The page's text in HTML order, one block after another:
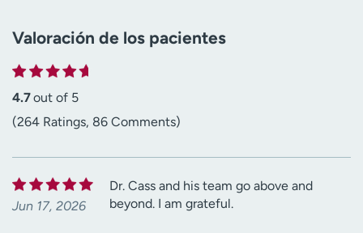
Valoración de los pacientes
4.7out of 5
(264 Ratings, 86 Comments)
Jun 17, 2026
Dr. Cass and his team go above and
beyond. I am grateful.